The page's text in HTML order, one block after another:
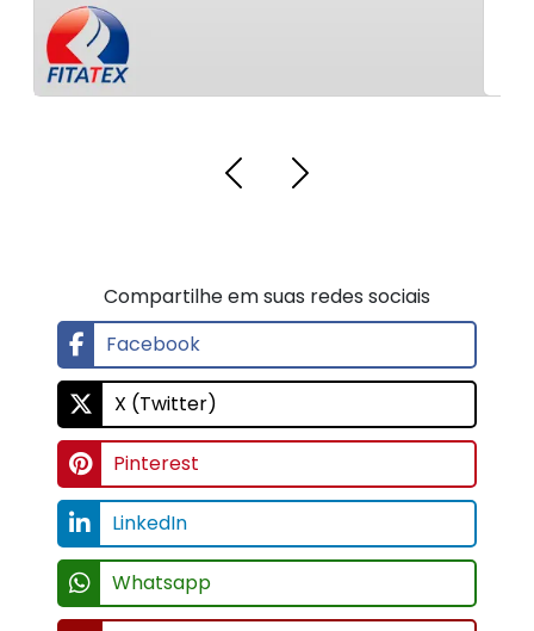
Compartilhe em suas redes sociais
Facebook
X (Twitter)
Pinterest
LinkedIn
Whatsapp